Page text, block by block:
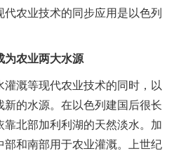
农业技术的同步应用是以色列
为农业两大水源
溉等现代农业技术的同时，以
的水源。在以色列建国后很长
北部加利利湖的天然淡水。加
和南部用于农业灌溉。上世纪